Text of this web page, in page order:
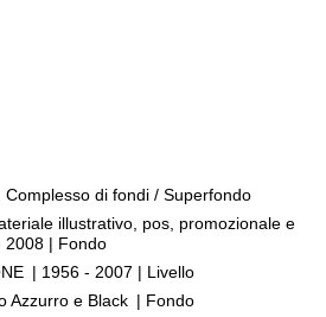
Complesso di fondi / Superfondo
illustrativo, pos, promozionale e
2008 | Fondo
| 1956 - 2007 | Livello
Azzurro e Black | Fondo